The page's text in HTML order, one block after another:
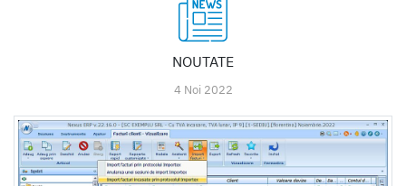
NOUTATE
4 Noi 2022